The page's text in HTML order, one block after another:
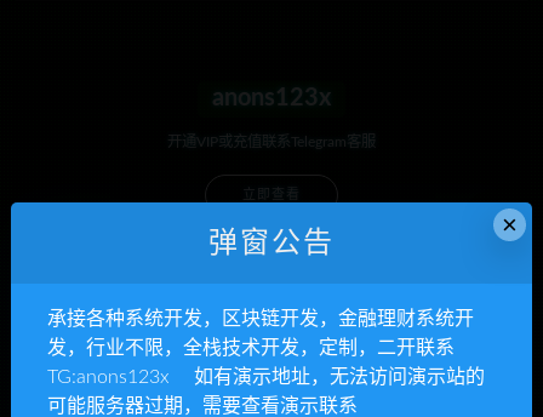
anons123x
开通VIP或充值联系Telegram客服
承接各种系统开发
区块链开发，金融理财系统开发，行业不限
×
弹窗公告
承接各种系统开发，区块链开发，金融理财系统开
发，行业不限，全栈技术开发，定制，二开联系
TG:anons123x 如有演示地址，无法访问演示站的
可能服务器过期，需要查看演示联系